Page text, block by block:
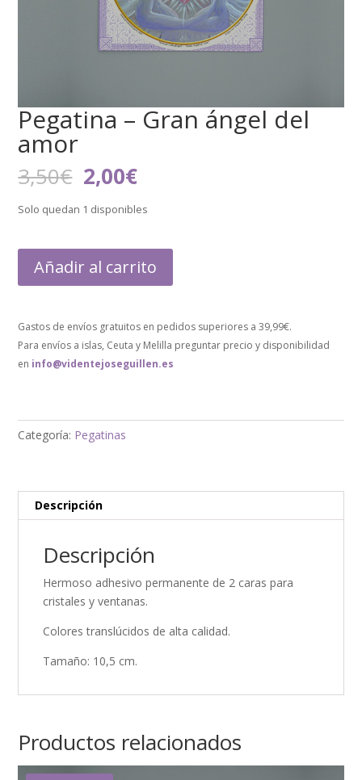
Pegatina – Gran ángel del
amor
3,50€ El
precio
original
3,50€.
2,00€El
actual
2,00€.
Solo quedan 1 disponibles
Añadir al carrito
Gastos de envíos gratuitos en pedidos superiores a 39,99€.
Para envíos a islas, Ceuta y Melilla preguntar precio y disponibilidad
en info@videntejoseguillen.es
Categoría: Pegatinas
Descripción
Descripción
Hermoso adhesivo permanente de 2 caras para
cristales y ventanas.
Colores translúcidos de alta calidad.
Tamaño: 10,5 cm.
Productos relacionados